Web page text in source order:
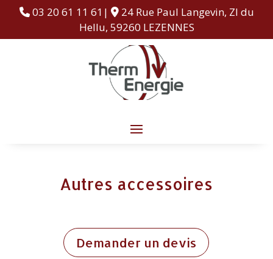
03 20 61 11 61|
24 Rue Paul Langevin, ZI du
Hellu, 59260 LEZENNES
Autres accessoires
Demander un devis